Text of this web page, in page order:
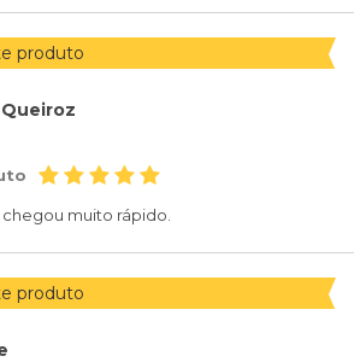
produto
muito rápido.
produto